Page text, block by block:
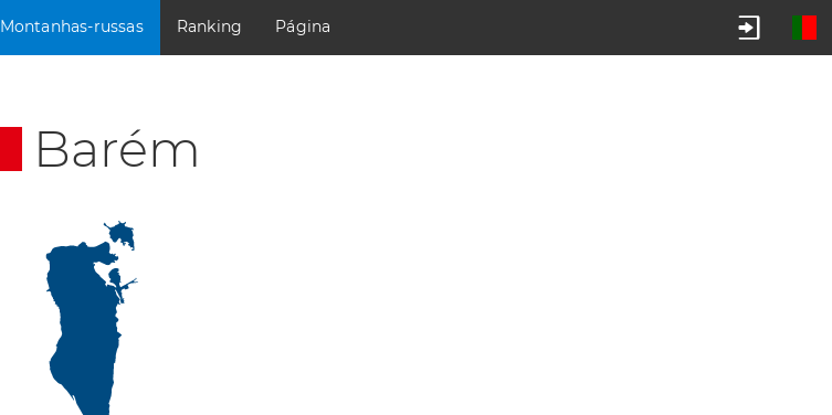
Montanhas-russas Ranking Página
Barém